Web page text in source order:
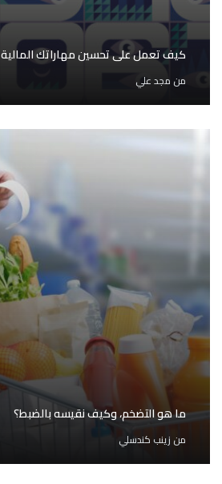
كيف تعمل على تحسين مهاراتك المالية
من مجد علي
ما هو التضخم، وكيف نقيسه بالضبط؟
من زينب كندسلي